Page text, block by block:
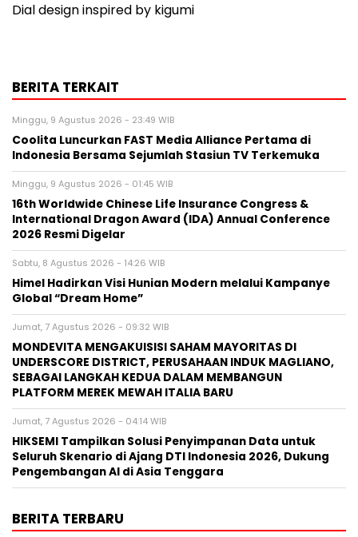
Dial design inspired by kigumi
BERITA TERKAIT
Minggu, 9 Agustus 2026 - 23:49 WIB
Coolita Luncurkan FAST Media Alliance Pertama di
Indonesia Bersama Sejumlah Stasiun TV Terkemuka
Minggu, 9 Agustus 2026 - 01:45 WIB
16th Worldwide Chinese Life Insurance Congress &
International Dragon Award (IDA) Annual Conference
2026 Resmi Digelar
Sabtu, 8 Agustus 2026 - 14:26 WIB
Himel Hadirkan Visi Hunian Modern melalui Kampanye
Global “Dream Home”
Jumat, 7 Agustus 2026 - 09:32 WIB
MONDEVITA MENGAKUISISI SAHAM MAYORITAS DI
UNDERSCORE DISTRICT, PERUSAHAAN INDUK MAGLIANO,
SEBAGAI LANGKAH KEDUA DALAM MEMBANGUN
PLATFORM MEREK MEWAH ITALIA BARU
Jumat, 7 Agustus 2026 - 04:14 WIB
HIKSEMI Tampilkan Solusi Penyimpanan Data untuk
Seluruh Skenario di Ajang DTI Indonesia 2026, Dukung
Pengembangan AI di Asia Tenggara
BERITA TERBARU